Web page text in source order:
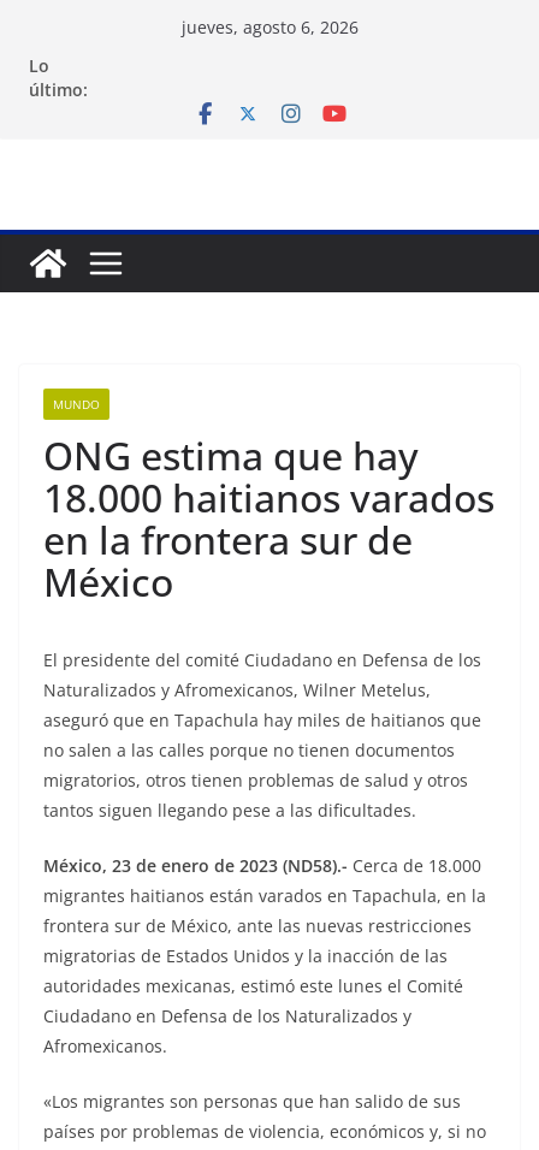
contenido
jueves, agosto 6, 2026
Lo
último:
MUNDO
ONG estima que hay
18.000 haitianos varados
en la frontera sur de
México
El presidente del comité Ciudadano en Defensa de los
Naturalizados y Afromexicanos, Wilner Metelus,
aseguró que en Tapachula hay miles de haitianos que
no salen a las calles porque no tienen documentos
migratorios, otros tienen problemas de salud y otros
tantos siguen llegando pese a las dificultades.
México, 23 de enero de 2023 (ND58).- Cerca de 18.000
migrantes haitianos están varados en Tapachula, en la
frontera sur de México, ante las nuevas restricciones
migratorias de Estados Unidos y la inacción de las
autoridades mexicanas, estimó este lunes el Comité
Ciudadano en Defensa de los Naturalizados y
Afromexicanos.
«Los migrantes son personas que han salido de sus
países por problemas de violencia, económicos y, si no